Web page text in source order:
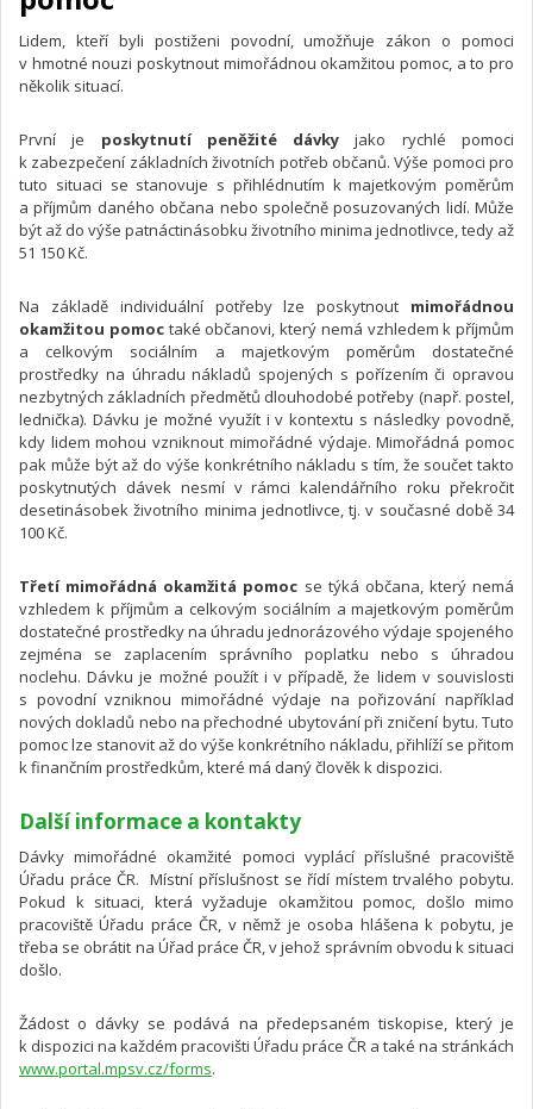
Lidem, kteří byli postiženi povodní, umožňuje zákon o pomoci
v hmotné nouzi poskytnout mimořádnou okamžitou pomoc, a to pro
několik situací.
První je poskytnutí peněžité dávky jako rychlé pomoci
k zabezpečení základních životních potřeb občanů. Výše pomoci pro
tuto situaci se stanovuje s přihlédnutím k majetkovým poměrům
a příjmům daného občana nebo společně posuzovaných lidí. Může
být až do výše patnáctinásobku životního minima jednotlivce, tedy až
51 150 Kč.
Na základě individuální potřeby lze poskytnout mimořádnou
okamžitou pomoctaké občanovi, který nemá vzhledem k příjmům
a celkovým sociálním a majetkovým poměrům dostatečné
prostředky na úhradu nákladů spojených s pořízením či opravou
nezbytných základních předmětů dlouhodobé potřeby (např. postel,
lednička). Dávku je možné využít i v kontextu s následky povodně,
kdy lidem mohou vzniknout mimořádné výdaje. Mimořádná pomoc
pak může být až do výše konkrétního nákladu s tím, že součet takto
poskytnutých dávek nesmí v rámci kalendářního roku překročit
desetinásobek životního minima jednotlivce, tj. v současné době 34
100 Kč.
Třetí mimořádná okamžitá pomoc se týká občana, který nemá
vzhledem k příjmům a celkovým sociálním a majetkovým poměrům
dostatečné prostředky na úhradu jednorázového výdaje spojeného
zejména se zaplacením správního poplatku nebo s úhradou
noclehu. Dávku je možné použít i v případě, že lidem v souvislosti
s povodní vzniknou mimořádné výdaje na pořizování například
nových dokladů nebo na přechodné ubytování při zničení bytu. Tuto
pomoc lze stanovit až do výše konkrétního nákladu, přihlíží se přitom
k finančním prostředkům, které má daný člověk k dispozici.
Další informace a kontakty
Dávky mimořádné okamžité pomoci vyplácí příslušné pracoviště
Úřadu práce ČR. Místní příslušnost se řídí místem trvalého pobytu.
Pokud k situaci, která vyžaduje okamžitou pomoc, došlo mimo
pracoviště Úřadu práce ČR, v němž je osoba hlášena k pobytu, je
třeba se obrátit na Úřad práce ČR, v jehož správním obvodu k situaci
došlo.
Žádost o dávky se podává na předepsaném tiskopise, který je
k dispozici na každém pracovišti Úřadu práce ČR a také na stránkách
www.portal.mpsv.cz/forms.